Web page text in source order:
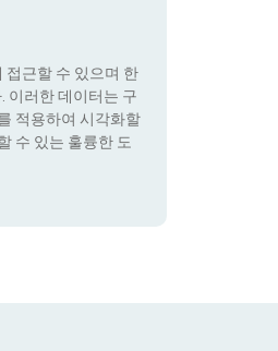
접근할 수 있으며 한
이러한 데이터는 구
적용하여 시각화할
수 있는 훌륭한 도